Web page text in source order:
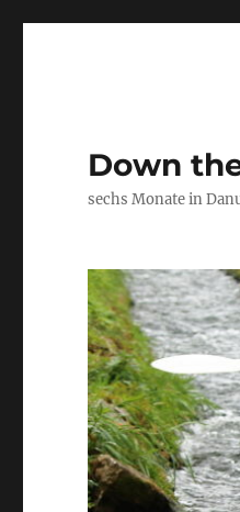
Down
sechs Monate in